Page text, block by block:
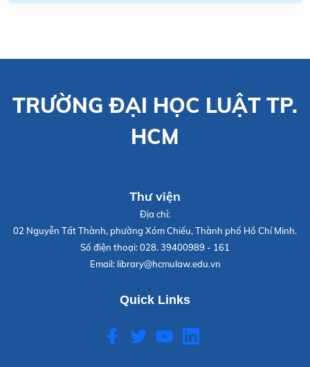
TRƯỜNG ĐẠI HỌC LUẬT TP.
HCM
Thư viện
Địa chỉ:
02 Nguyễn Tất Thành, phường Xóm Chiếu, Thành phố Hồ Chí Minh.
Số điện thoại:028. 39400989 - 161
Email: library@hcmulaw.edu.vn
Quick Links